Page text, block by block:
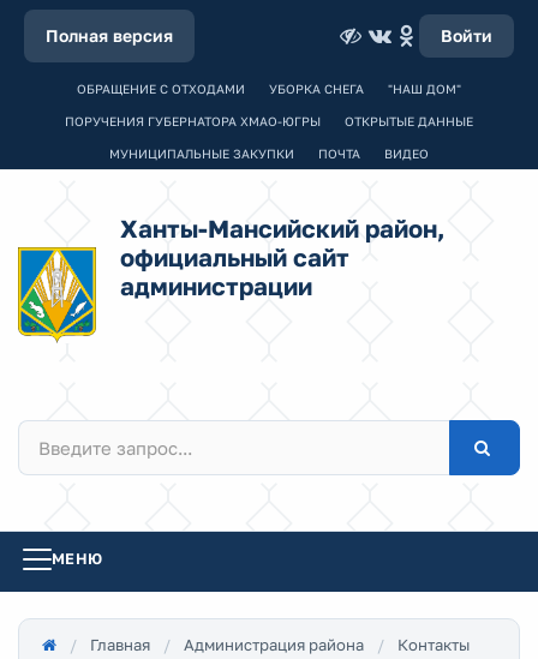
Полная версия Войти
ОБРАЩЕНИЕ С ОТХОДАМИ УБОРКА СНЕГА "НАШ ДОМ"
ПОРУЧЕНИЯ ГУБЕРНАТОРА ХМАО-ЮГРЫ ОТКРЫТЫЕ ДАННЫЕ
МУНИЦИПАЛЬНЫЕ ЗАКУПКИ ПОЧТА ВИДЕО
Ханты-Мансийский район,
официальный сайт
администрации
МЕНЮ
Главная Администрация района
Контакты